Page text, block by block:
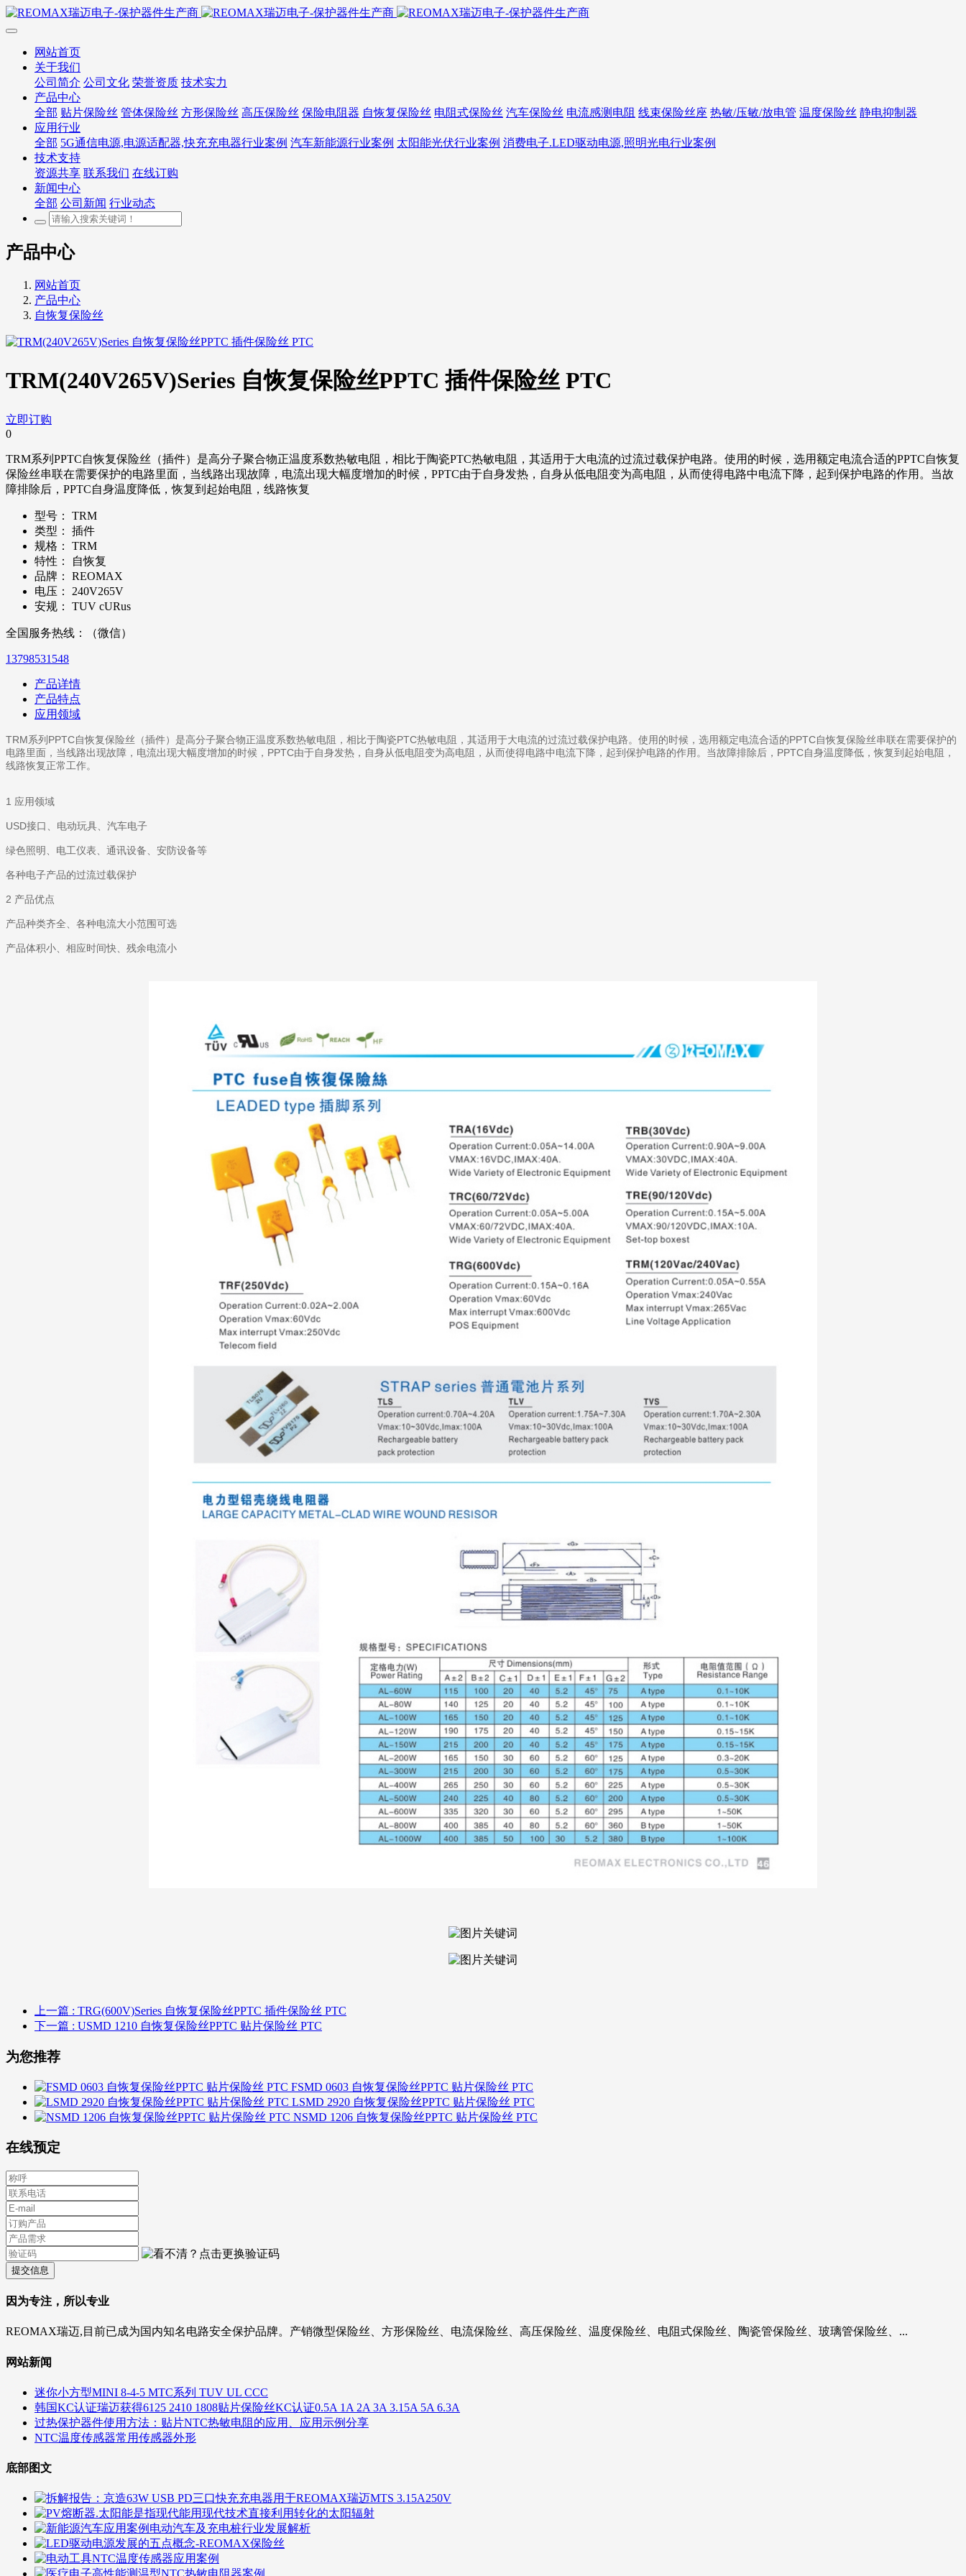
网站首页
关于我们
公司简介 公司文化 荣誉资质 技术实力
产品中心
全部 贴片保险丝 管体保险丝 方形保险丝 高压保险丝 保险电阻器 自恢复保险丝 电阻式保险丝 汽车保险丝 电流感测电阻 线束保险丝座 热敏/压敏/放电管 温度保险丝 静电抑制器
应用行业
全部 5G通信电源,电源适配器,快充充电器行业案例 汽车新能源行业案例 太阳能光伏行业案例 消费电子.LED驱动电源,照明光电行业案例
技术支持
资源共享 联系我们 在线订购
新闻中心
全部 公司新闻 行业动态
产品中心
网站首页
产品中心
自恢复保险丝
TRM(240V265V)Series 自恢复保险丝PPTC 插件保险丝 PTC
立即订购
0
TRM系列PPTC自恢复保险丝（插件）是高分子聚合物正温度系数热敏电阻，相比于陶瓷PTC热敏电阻，其适用于大电流的过流过载保护电路。使用的时候，选用额定电流合适的PPTC自恢复
保险丝串联在需要保护的电路里面，当线路出现故障，电流出现大幅度增加的时候，PPTC由于自身发热，自身从低电阻变为高电阻，从而使得电路中电流下降，起到保护电路的作用。当故
障排除后，PPTC自身温度降低，恢复到起始电阻，线路恢复
型号：
TRM
类型：
插件
规格：
TRM
特性：
自恢复
品牌：
REOMAX
电压：
240V265V
安规：
TUV cURus
全国服务热线：（微信）
13798531548
产品详情
产品特点
应用领域
TRM系列PPTC自恢复保险丝（插件）是高分子聚合物正温度系数热敏电阻，相比于陶瓷PTC热敏电阻，其适用于大电流的过流过载保护电路。使用的时候，选用额定电流合适的PPTC自恢复保险丝串联在需要保护的
电路里面，当线路出现故障，电流出现大幅度增加的时候，PPTC由于自身发热，自身从低电阻变为高电阻，从而使得电路中电流下降，起到保护电路的作用。当故障排除后，PPTC自身温度降低，恢复到起始电阻，
线路恢复正常工作。
1 应用领域
USD接口、电动玩具、汽车电子
绿色照明、电工仪表、通讯设备、安防设备等
各种电子产品的过流过载保护
2 产品优点
产品种类齐全、各种电流大小范围可选
产品体积小、相应时间快、残余电流小
上一篇 : TRG(600V)Series 自恢复保险丝PPTC 插件保险丝 PTC
下一篇 : USMD 1210 自恢复保险丝PPTC 贴片保险丝 PTC
为您推荐
FSMD 0603 自恢复保险丝PPTC 贴片保险丝 PTC
LSMD 2920 自恢复保险丝PPTC 贴片保险丝 PTC
NSMD 1206 自恢复保险丝PPTC 贴片保险丝 PTC
在线预定
提交信息
因为专注，所以专业
REOMAX瑞迈,目前已成为国内知名电路安全保护品牌。产销微型保险丝、方形保险丝、电流保险丝、高压保险丝、温度保险丝、电阻式保险丝、陶瓷管保险丝、玻璃管保险丝、...
网站新闻
迷你小方型MINI 8-4-5 MTC系列 TUV UL CCC
韩国KC认证瑞迈获得6125 2410 1808贴片保险丝KC认证0.5A 1A 2A 3A 3.15A 5A 6.3A
过热保护器件使用方法：贴片NTC热敏电阻的应用、应用示例分享
NTC温度传感器常用传感器外形
底部图文